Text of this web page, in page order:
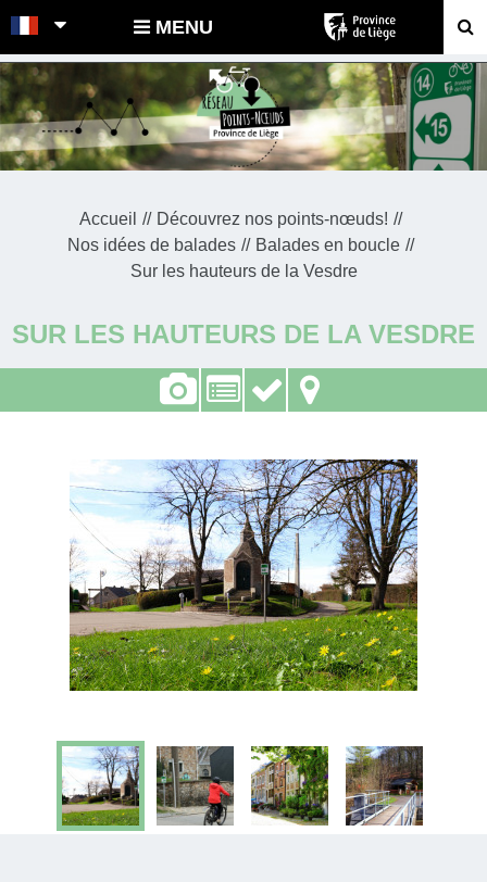
POINTS-NOEUDS MENU
Accueil
Découvrez nos points-nœuds!
Nos idées de balades
Balades en boucle
Sur les hauteurs de la Vesdre
SUR LES HAUTEURS DE LA VESDRE